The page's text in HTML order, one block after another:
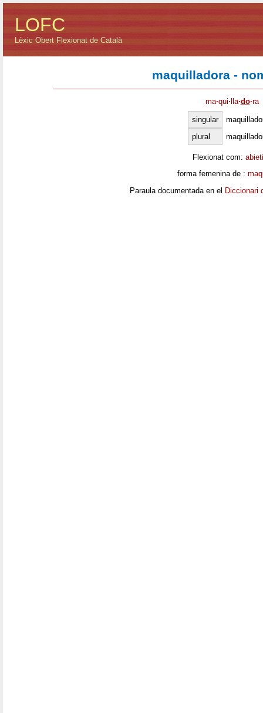
LOFC
Lèxic Obert Flexionat de Català
maquilladora -
ma·qui· lla·do·ra
singular
plural
Flexionat com:
forma femenina de :
Paraula documentada en el Diccionari